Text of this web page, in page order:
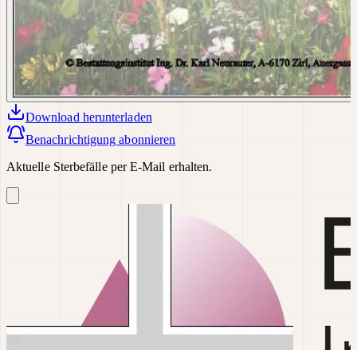
Download herunterladen
Benachrichtigung abonnieren
Aktuelle Sterbefälle per E-Mail erhalten.